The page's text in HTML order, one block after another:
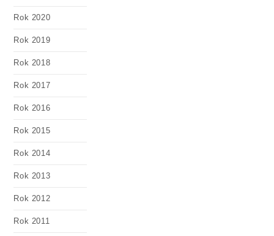
Rok 2020
Rok 2019
Rok 2018
Rok 2017
Rok 2016
Rok 2015
Rok 2014
Rok 2013
Rok 2012
Rok 2011